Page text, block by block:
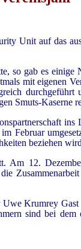
Unit auf das
so gab es einige
mit eigenen
Smuts-Kaserne
Februar
beziehen
Am 12.
Krumrey
sind bei